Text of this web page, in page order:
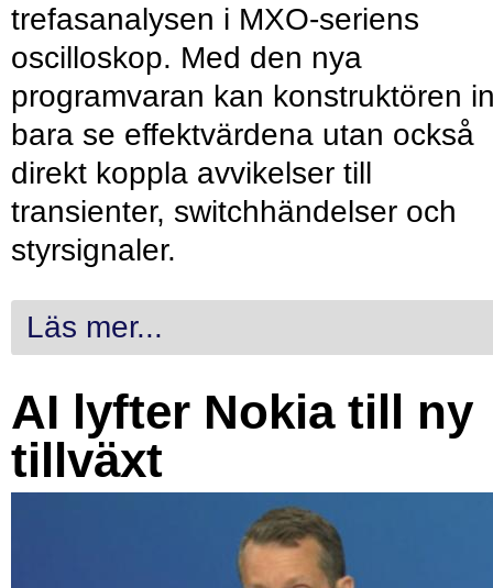
trefasanalysen i MXO-seriens
oscilloskop. Med den nya
programvaran kan konstruktören
bara se effektvärdena utan också
direkt koppla avvikelser till
transienter, switchhändelser och
styrsignaler.
Läs mer...
AI lyfter Nokia till ny
tillväxt